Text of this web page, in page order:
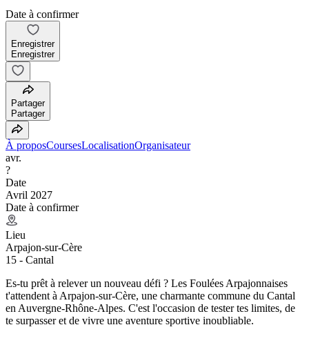
Date à confirmer
Enregistrer
Enregistrer
Partager
Partager
À proposCoursesLocalisationOrganisateur
avr.
?
Date
Avril 2027
Date à confirmer
Lieu
Arpajon-sur-Cère
15 - Cantal
Es-tu prêt à relever un nouveau défi ? Les Foulées Arpajonnaises
t'attendent à Arpajon-sur-Cère, une charmante commune du Cantal
en Auvergne-Rhône-Alpes. C'est l'occasion de tester tes limites, de
te surpasser et de vivre une aventure sportive inoubliable.